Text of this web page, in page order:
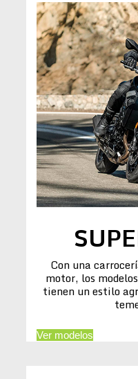
Con una
motor, los
tienen un estilo
Ver modelos